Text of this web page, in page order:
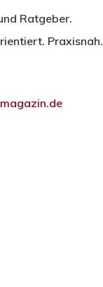
Ratgeber.
Praxisnah.